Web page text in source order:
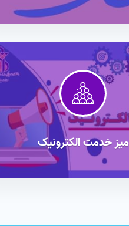
میز خدمت الکترونیک